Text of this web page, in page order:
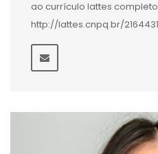
ao currículo lattes
http://lattes.cnpq.br/